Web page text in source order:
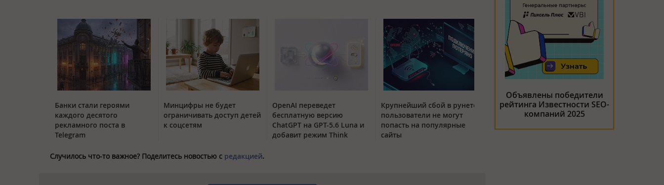
Банки стали героями
каждого десятого
рекламного поста в
Telegram
Минцифры не будет
ограничивать доступ детей
к соцсетям
OpenAI переведет
бесплатную версию
ChatGPT на GPT-5.6 Luna и
добавит режим Think
Крупнейший сбой в рунете:
пользователи не могут
попасть на популярные
сайты
Случилось что-то важное? Поделитесь новостью с редакцией.
Объявлены победители
рейтинга Известности SEO-
компаний 2025